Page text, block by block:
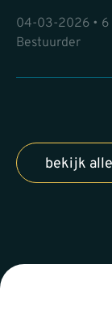
04-03-2026 • 6
Bestuurder
bekijk